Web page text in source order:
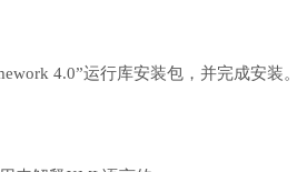
4.0”运行库安装包，并完成安装。